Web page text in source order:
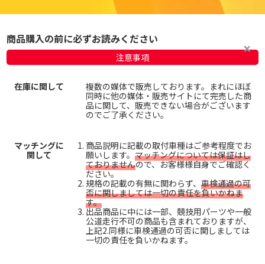
商品購入の前に必ずお読みください
注意事項
在庫に関して
複数の媒体で販売しております。まれにほぼ
同時に他の媒体・販売サイトにて完売した商
品に関して、販売できない場合がございます
のでご了承ください。
マッチングに
関して
商品説明に記載の取付車種はご参考程度でお
願いします。 マッチングについては保証はし
ておりませんので、お客様様自身でご確認く
ださい。
規格の記載の有無に関わらず、 車検通過の可
否に関しましては一切の責任を負いかねま
す。
出品商品に中には一部、競技用パーツや一般
公道走行不可の商品も含まれておりますが、
上記2.同様に車検通過の可否に関しましては
一切の責任を負いかねます。